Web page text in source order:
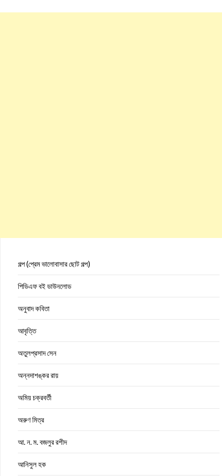
গল্প (প্রেম ভালোবাসার ছোট গল্প)
পিডিএফ বই ডাউনলোড
অনুবাদ কবিতা
আবৃত্তি
অতুলপ্রসাদ সেন
অন্নদাশঙ্কর রায়
অমিয় চক্রবর্তী
অরুণ মিত্র
আ. ন. ম. বজলুর রশীদ
আনিসুল হক